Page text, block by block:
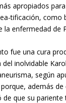
apropiados
tificación,
enfer­medad de
fue una cura
inolvidable
según
además
que su pariente